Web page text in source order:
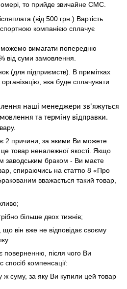
то прийде звичайне СМС.
(від 500 грн.) Вартість
компанією сплачує
вимагати попередню
від суми замовлення.
(для підприємств). В примітках
яка буде сплачувати
наші менеджери зв'яжуться
та терміну відправки.
є 2 причини, за якими Ви можете
товар неналежної якості. Якщо
заводським браком - Ви маєте
спираючись на статтю 8 «Про
вважається такий товар,
більше двох тижнів;
він вже не відповідає своєму
поверненню, після чого Ви
компенсації:
ж суму, за яку Ви купили цей товар